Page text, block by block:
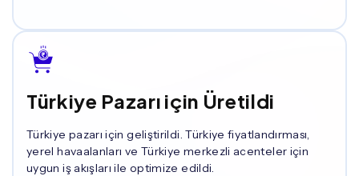
Türkiye Pazarı için Üretildi
Türkiye pazarı için geliştirildi. Türkiye fiyatlandırması,
yerel havaalanları ve Türkiye merkezli acenteler için
uygun iş akışları ile optimize edildi.